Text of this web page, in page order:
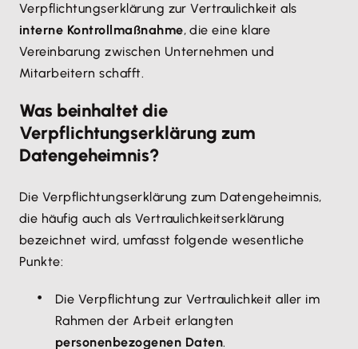
Verpflichtungserklärung zur Vertraulichkeit als
interne Kontrollmaßnahme, die eine klare
Vereinbarung zwischen Unternehmen und
Mitarbeitern schafft.
Was beinhaltet die
Verpflichtungserklärung zum
Datengeheimnis?
Die Verpflichtungserklärung zum Datengeheimnis,
die häufig auch als Vertraulichkeitserklärung
bezeichnet wird, umfasst folgende wesentliche
Punkte:
Die Verpflichtung zur Vertraulichkeit aller im
Rahmen der Arbeit erlangten
personenbezogenen Daten.